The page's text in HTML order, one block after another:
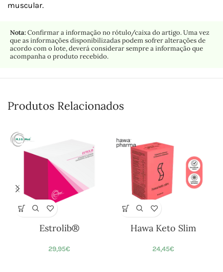
muscular.
Nota:Confirmar a informação no rótulo/caixa do artigo. Uma vez
que as informações disponibilizadas podem sofrer alterações de
acordo com o lote, deverá considerar sempre a informação que
acompanha o produto recebido.
Produtos Relacionados
Estrolib®
29,95€
Hawa Keto Slim
24,45€